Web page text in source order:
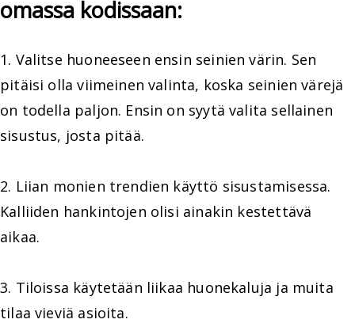
omassa kodissaan:
1. Valitse huoneeseen ensin seinien värin. Sen
pitäisi olla viimeinen valinta, koska seinien värejä
on todella paljon. Ensin on syytä valita sellainen
sisustus, josta pitää.
2. Liian monien trendien käyttö sisustamisessa.
Kalliiden hankintojen olisi ainakin kestettävä
aikaa.
3. Tiloissa käytetään liikaa huonekaluja ja muita
tilaa vieviä asioita.